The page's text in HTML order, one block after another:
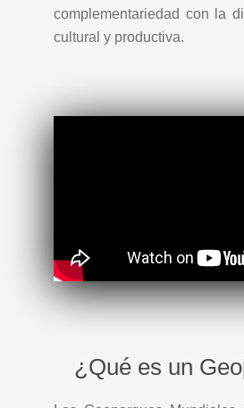
complementariedad con la
cultural y productiva.
¿Qué es un